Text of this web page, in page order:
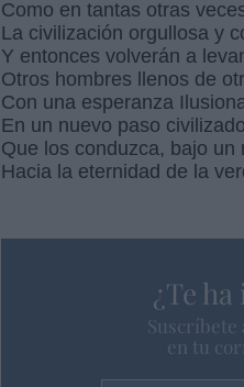
Como en tantas otras
La civilización orgullosa y
Y entonces volverán a
Otros hombres llenos de
Con una esperanza
En un nuevo paso
Que los conduzca, bajo un
Hacia la eternidad de la
¿Te
Suscríbete
en tu